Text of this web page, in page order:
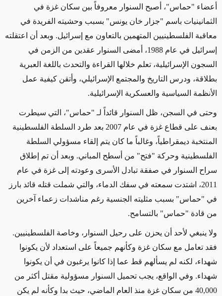
أعضاء "حماس"، أصبح السنوار معروفاً بين سكان غزة في
الثمانينيات باسم "جزار خان يونس" بسبب وحشيته الفريدة في
معاقبة الفلسطينيين المتهمين بالتعاون مع إسرائيل. وبعد أن اعتقلته
إسرائيل في عام 1988، أمضى السنوار عقدين من الزمن في
السجون الإسرائيلية، تعلم خلالها القراءة والتحدث باللغة العبرية
بطلاقة، ودرس التاريخ والمجتمع الإسرائيلي، وأتقن كيفية عمل
الأنظمة السياسية والعسكرية الإسرائيلية.
وحتى في السجن، ظل السنوار قائداً لـ "حماس"، التي سيطرت
بعنف على قطاع غزة في عام 2007 بعد طرد السلطة الفلسطينية
المنتخبة ديمقراطياً، وغالباً ما كان يتم إلقاء مسؤولي السلطة
الفلسطينية وحركة "فتح" من أسطح المباني. وبعد أن تم إطلاق
سراح السنوار في صفقة تبادل الأسرى وعودته إلى غزة في عام
2011،
اشتدت سمعته في سفك الدماء، والتي شملت قتله قائد بارز
في "حماس" بسبب مثليته الجنسية رغم مناشدات زعماء آخرين
من قادة "حماس" بالتسامح.
ولا ينبغي لأحد أن يحزن على رحيل السنوار، وخاصة الفلسطينيين.
فقد تعامل مع سكان غزة وكأنهم جميعاً على استعداد لأن يكونوا
شهداء، لكنه لم يسألهم قط عما إذا كانوا يرغبون في أن يكونوا
شهداء. وفي الواقع، يجب تحميل السنوار مسؤولية مقتل أكثر من
40,000 من سكان غزة منذ العام الماضي، حيث بدا وكأنه لم يكن